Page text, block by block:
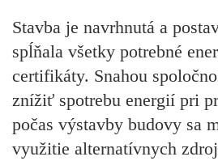
Stavba je navrhnutá a
spĺňala všetky potrebné
certifikáty. Snahou
znížiť spotrebu energií pri
počas výstavby budovy sa
využitie alternatívnych